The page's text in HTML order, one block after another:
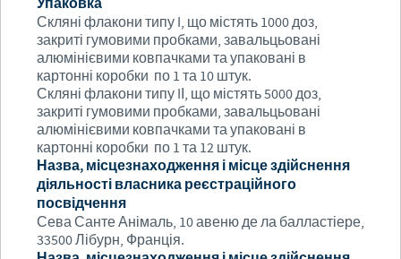
Упаковка
Скляні флакони типу I, що містять 1000 доз,
закриті гумовими пробками, завальцьовані
алюмінієвими ковпачками та упаковані в
картонні коробки по 1 та 10 штук.
Скляні флакони типу IІ, що містять 5000 доз,
закриті гумовими пробками, завальцьовані
алюмінієвими ковпачками та упаковані в
картонні коробки по 1 та 12 штук.
Назва, місцезнаходження і місце здійснення
діяльності власника реєстраційного
посвідчення
Сева Санте Анімаль, 10 авеню де ла балластіере,
33500 Лібурн, Франція.